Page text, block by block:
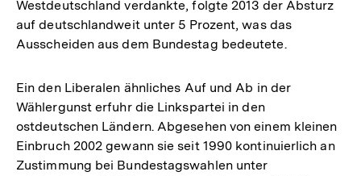
Westdeutschland verdankte, folgte 2013 der Absturz
auf deutschlandweit unter 5 Prozent, was das
Ausscheiden aus dem Bundestag bedeutete.
Ein den Liberalen ähnliches Auf und Ab in der
Wählergunst erfuhr die Linkspartei in den
ostdeutschen Ländern. Abgesehen von einem kleinen
Einbruch 2002 gewann sie seit 1990 kontinuierlich an
Zustimmung bei Bundestagswahlen unter